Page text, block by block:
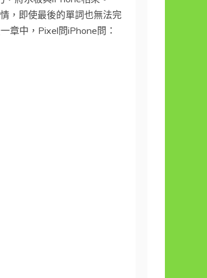
，即使最後的單詞也無法完
章中，Pixel問iPhone問：